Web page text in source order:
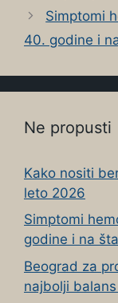
Simptomi
40. godine i
Ne propusti
Kako nositi
leto 2026
Simptomi
godine i na
Beograd za
najbolji